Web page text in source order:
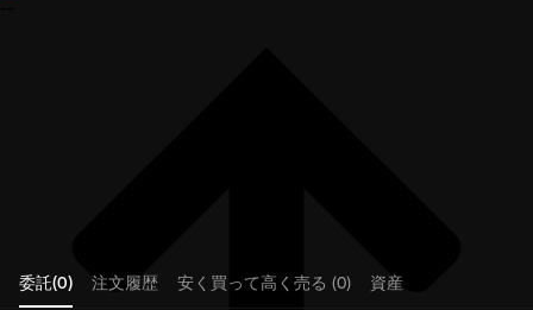
委託(0) 注文履歴 安く買って高く売る (0)
資産